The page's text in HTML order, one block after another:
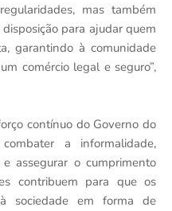
mas também
para ajudar quem
garantindo à comunidade
comércio legal e seguro”,
contínuo do Governo do
a informalidade,
assegurar o cumprimento
contribuem para que os
sociedade em forma de